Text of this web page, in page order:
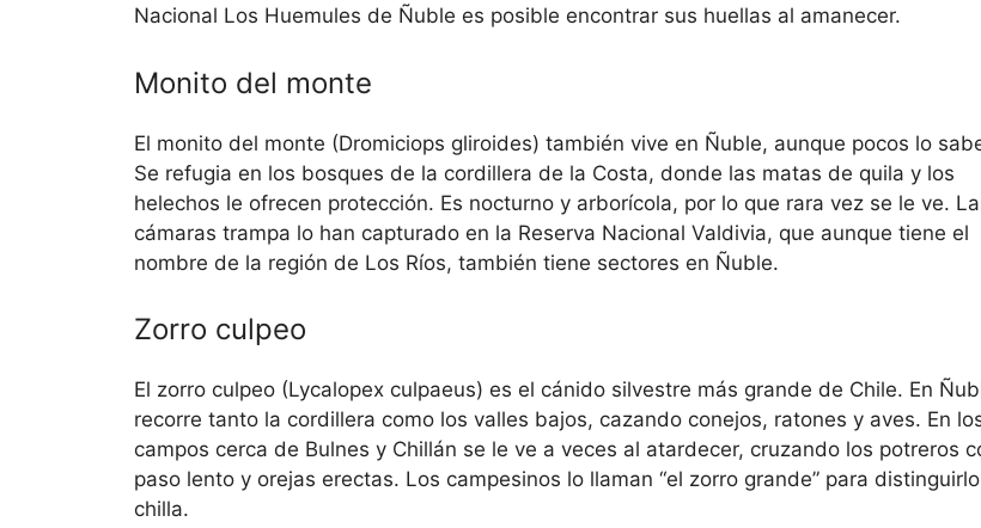
Nacional Los Huemules de Ñuble es posible encontrar sus huellas al amanecer.
Monito del monte
El monito del monte (Dromiciops gliroides) también vive en Ñuble, aunque pocos lo
Se refugia en los bosques de la cordillera de la Costa, donde las matas de quila y los
helechos le ofrecen protección. Es nocturno y arborícola, por lo que rara vez se le ve.
cámaras trampa lo han capturado en la Reserva Nacional Valdivia, que aunque tiene el
nombre de la región de Los Ríos, también tiene sectores en Ñuble.
Zorro culpeo
El zorro culpeo (Lycalopex culpaeus) es el cánido silvestre más grande de Chile. En
recorre tanto la cordillera como los valles bajos, cazando conejos, ratones y aves. En
campos cerca de Bulnes y Chillán se le ve a veces al atardecer, cruzando los potreros
paso lento y orejas erectas. Los campesinos lo llaman “el zorro grande” para
chilla.